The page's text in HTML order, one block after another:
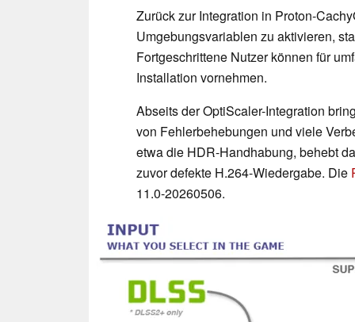
Zurück zur Integration in Proton-
Umgebungsvariablen zu aktivieren,
Fortgeschrittene Nutzer können für
Installation vornehmen.
Abseits der OptiScaler-Integration
von Fehlerbehebungen und viele
etwa die HDR-Handhabung, behebt
zuvor defekte H.264-Wiedergabe. Die
11.0-20260506.